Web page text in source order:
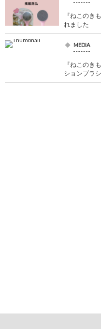
『ねこのき
れました
MEDIA
『ねこのき
ションブラ